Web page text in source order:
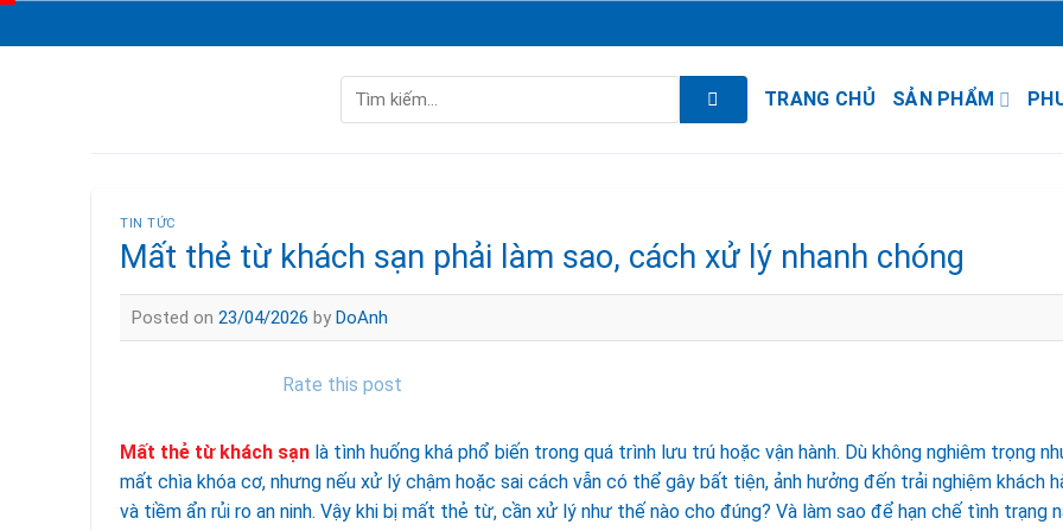
to
kiếm:
TRANG CHỦ SẢN PHẨM
TIN TỨC
Mất thẻ từ khách sạn phải làm sao, cách xử lý nhanh chóng
Posted on 23/04/2026 by DoAnh
Rate this post
Mất thẻ từ khách sạn là tình huống khá phổ biến trong quá trình lưu trú hoặc vận hành. Dù không nghiêm trọng
mất chìa khóa cơ, nhưng nếu xử lý chậm hoặc sai cách vẫn có thể gây bất tiện, ảnh hưởng đến trải nghiệm khách
và tiềm ẩn rủi ro an ninh. Vậy khi bị mất thẻ từ, cần xử lý như thế nào cho đúng? Và làm sao để hạn chế tình trạng